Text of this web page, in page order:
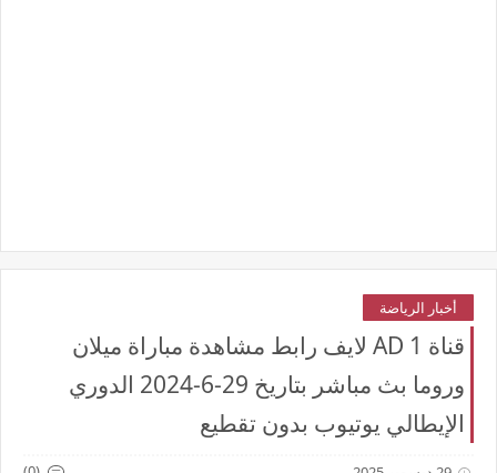
أخبار الرياضة
قناة AD 1 لايف رابط مشاهدة مباراة ميلان
وروما بث مباشر بتاريخ 29-6-2024 الدوري
الإيطالي يوتيوب بدون تقطيع